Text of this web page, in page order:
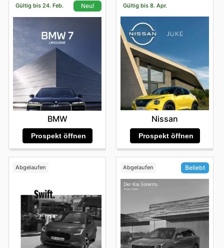
Gültig bis 24. Feb. Neu!
BMW
Prospekt öffnen
Gültig bis 8. Apr.
Nissan
Prospekt öffnen
Abgelaufen Abgelaufen Beliebt